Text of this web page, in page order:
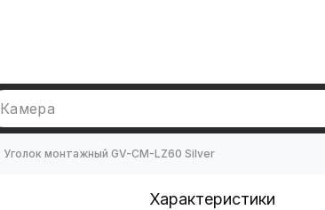
Камера
Уголок монтажный GV-CM-LZ60 Silver
Характеристики